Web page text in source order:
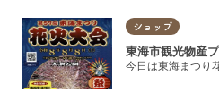
半田市
武豊町
美浜町
鉄板焼き（お好み焼き・も
うどん・そば・きしめん
ショップ
東海市観光物産
今日は東海まつり